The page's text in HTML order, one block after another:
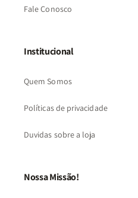
Fale Conosco
Institucional
Quem Somos
Políticas de privacidade
Duvidas sobre a loja
Nossa Missão!